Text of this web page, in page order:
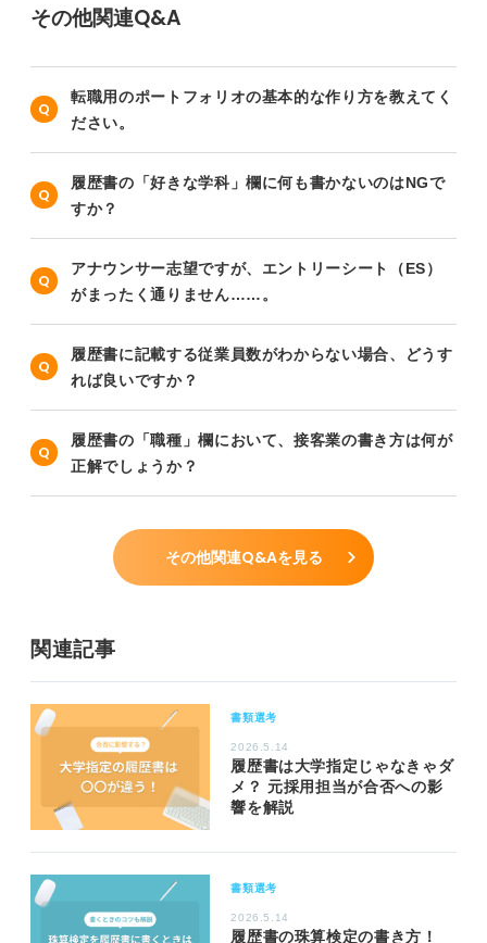
その他関連Q&A
転職用のポートフォリオの基本的な作り方を教えてく
ださい。
履歴書の「好きな学科」欄に何も書かないのはNGで
すか？
アナウンサー志望ですが、エントリーシート（ES）
がまったく通りません……。
履歴書に記載する従業員数がわからない場合、どうす
れば良いですか？
履歴書の「職種」欄において、接客業の書き方は何が
正解でしょうか？
その他関連Q&Aを見る
関連記事
書類選考
2026.5.14
履歴書は大学指定じゃなきゃダ
メ？ 元採用担当が合否への影
響を解説
書類選考
2026.5.14
履歴書の珠算検定の書き方！